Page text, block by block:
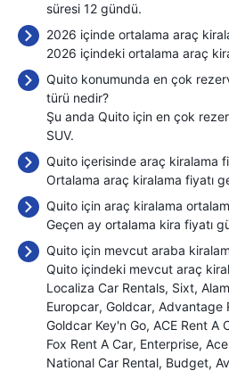
süresi 12 gündü.
2026 içinde ortalama araç
2026 içindeki ortalama araç
Quito konumunda en çok
türü nedir?
Şu anda Quito için en çok
SUV.
Quito içerisinde araç kiralama
Ortalama araç kiralama fiyatı
Quito için araç kiralama
Geçen ay ortalama kira fiyatı
Quito için mevcut araba
Quito içindeki mevcut araç
Localiza Car Rentals Sixt
Europcar Goldcar Advantage
Goldcar Key'n Go ACE Rent A
Fox Rent A Car Enterprise
National Car Rental Budget